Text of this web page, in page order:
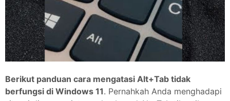
Berikut panduan cara mengatasi Alt+Tab tidak
berfungsi di Windows 11. Pernahkah Anda menghadapi